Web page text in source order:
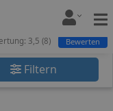
Filtern
3,5 (8) Bewerten